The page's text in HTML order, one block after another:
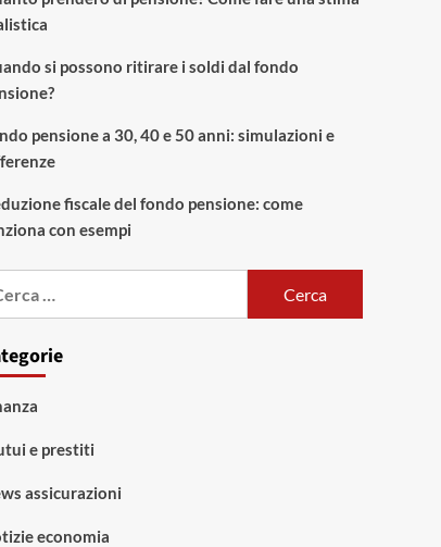
si possono ritirare i soldi dal fondo
pensione a 30, 40 e 50 anni: simulazioni e
fiscale del fondo pensione: come
con esempi
e prestiti
assicurazioni
economia